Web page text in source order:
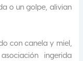
o un golpe, alivian
con canela y miel,
ingerida